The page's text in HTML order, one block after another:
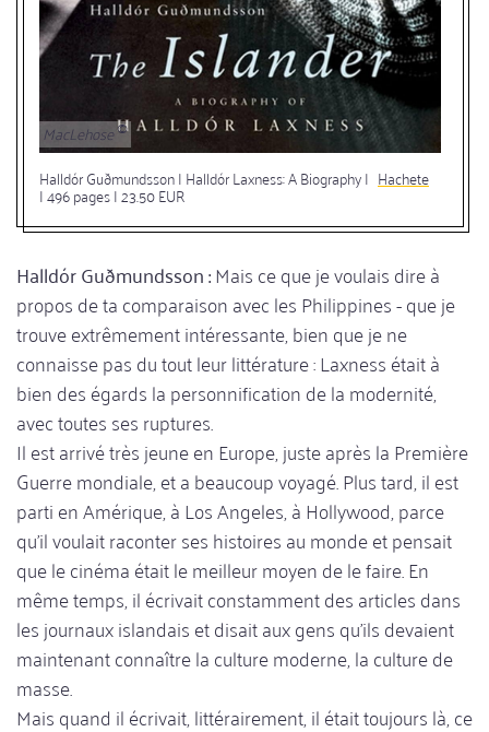
MacLehose
Halldór Guðmundsson | Halldór Laxness: A Biography | Hachete
| 496 pages | 23.50 EUR
Halldór Guðmundsson :Mais ce que je voulais dire à
propos de ta comparaison avec les Philippines - que je
trouve extrêmement intéressante, bien que je ne
connaisse pas du tout leur littérature : Laxness était à
bien des égards la personnification de la modernité,
avec toutes ses ruptures.
Il est arrivé très jeune en Europe, juste après la Première
Guerre mondiale, et a beaucoup voyagé. Plus tard, il est
parti en Amérique, à Los Angeles, à Hollywood, parce
qu'il voulait raconter ses histoires au monde et pensait
que le cinéma était le meilleur moyen de le faire. En
même temps, il écrivait constamment des articles dans
les journaux islandais et disait aux gens qu'ils devaient
maintenant connaître la culture moderne, la culture de
masse.
Mais quand il écrivait, littérairement, il était toujours là, ce